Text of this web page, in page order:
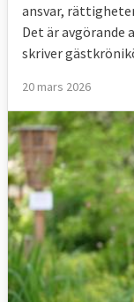
ansvar,
Det är
skriver
20 mars 2026